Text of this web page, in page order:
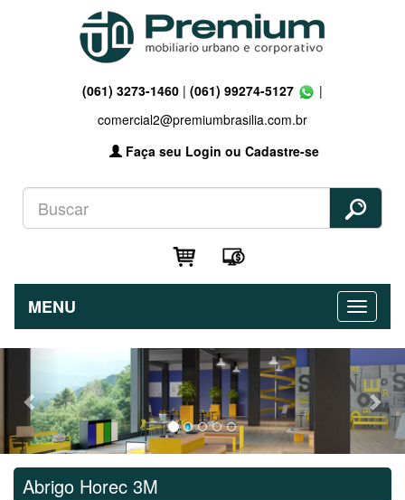
(061) 3273-1460 | (061) 99274-5127
|
comercial2@premiumbrasilia.com.br
Faça seu Login ou Cadastre-se
MENU
Previous
Abrigo Horec 3M